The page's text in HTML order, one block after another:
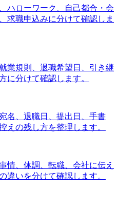
ハローワーク、自己都合・会
求職申込みに分けて確認しま
業規則、退職希望日、引き継
に分けて確認します。
名、退職日、提出日、手書
えの残し方を整理します。
情、体調、転職、会社に伝え
違いを分けて確認します。